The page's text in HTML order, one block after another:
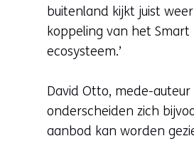
buitenland kijkt juist
koppeling van het
ecosysteem.’
David Otto, mede-
onderscheiden zich
aanbod kan worden